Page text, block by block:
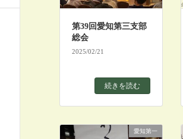
第39回愛知第三支部
総会
2025/02/21
続きを読む
愛知第一